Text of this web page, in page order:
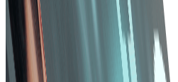
Eficiența costurilor
Automatizarea proceselor de
manuale și costurile
cumpărare în masă pot duce